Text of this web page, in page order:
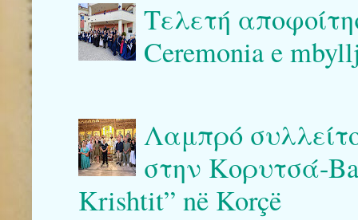
Τελετή
Ceremonia e
Λαμπρό
στην Κορυτσά-
Krishtit” në Korçë